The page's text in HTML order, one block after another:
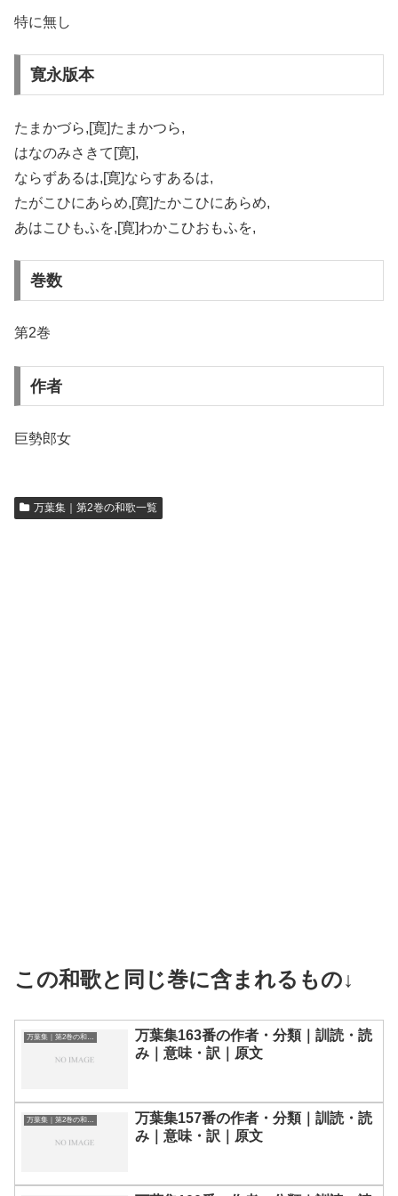
特に無し
寛永版本
たまかづら,[寛]たまかつら,
はなのみさきて[寛],
ならずあるは,[寛]ならすあるは,
たがこひにあらめ,[寛]たかこひにあらめ,
あはこひもふを,[寛]わかこひおもふを,
巻数
第2巻
作者
巨勢郎女
万葉集｜第2巻の和歌一覧
この和歌と同じ巻に含まれるもの↓
万葉集163番の作者・分類｜訓読・読
み｜意味・訳｜原文
万葉集｜第2巻の和歌一覧
万葉集157番の作者・分類｜訓読・読
み｜意味・訳｜原文